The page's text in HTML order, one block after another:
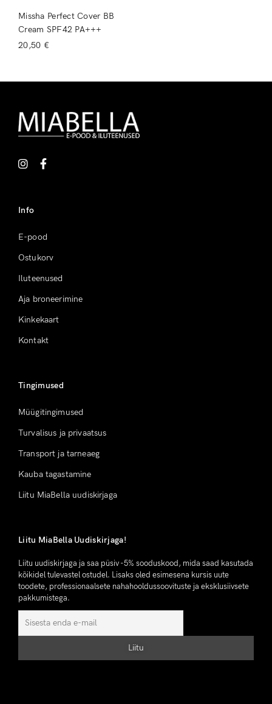
Missha Perfect Cover BB
Cream SPF42 PA+++
20,50 €
Info
E-pood
Ostukorv
Iluteenused
Aja broneerimine
Kinkekaart
Kontakt
Tingimused
Müügitingimused
Turvalisus ja privaatsus
Transport ja tarneaeg
Kauba tagastamine
Liitu MiaBella uudiskirjaga
Liitu MiaBella Uudiskirjaga!
Liitu uudiskirjaga ja saa püsiv -5% sooduskood, mida saad kasutada
kõikidel tulevastel ostudel. Lisaks oled esimesena kursis uute
toodete, professionaalsete nahahooldussoovituste ja eksklusiivsete
pakkumistega.